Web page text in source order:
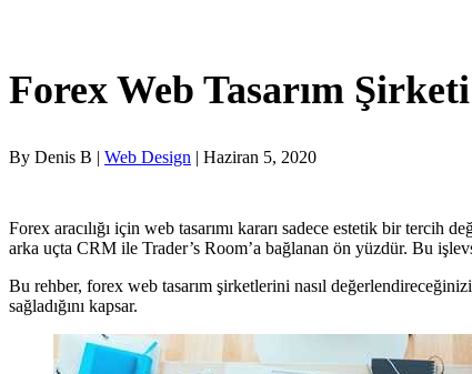
Forex Web Tasarım
By Denis B | Web Design | Haziran 5, 2020
Forex aracılığı için web tasarımı kararı sadece estetik bir tercih
arka uçta CRM ile Trader’s Room’a bağlanan ön yüzdür. Bu
Bu rehber, forex web tasarım şirketlerini nasıl
sağladığını kapsar.